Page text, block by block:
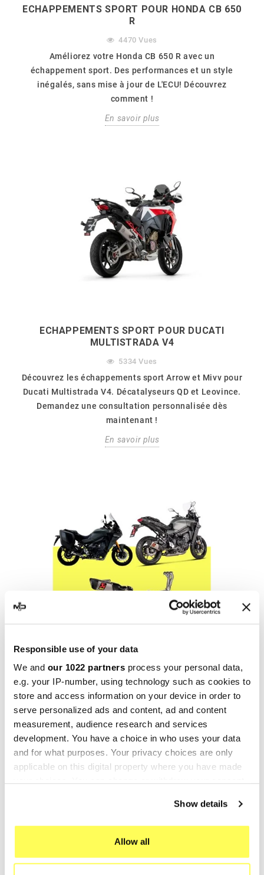
Responsible use of your data
We and our 1022 partners process your personal data,
e.g. your IP-number, using technology such as cookies to
store and access information on your device in order to
serve personalized ads and content, ad and content
measurement, audience research and services
development. You have a choice in who uses your data
and for what purposes. Your privacy choices are only
applicable on this digital property where you have made
If you allow, we would also like to:
Show details
Allow all
ECHAPPEMENTS SPORT POUR HONDA CB 650
R
4470Vues
Améliorez votre Honda CB 650 R avec un
échappement sport. Des performances et un style
inégalés, sans mise à jour de L'ECU! Découvrez
comment !
En savoir plus
ECHAPPEMENTS SPORT POUR DUCATI
MULTISTRADA V4
5334Vues
Découvrez les échappements sport Arrow et Mivv pour
Ducati Multistrada V4. Décatalyseurs QD et Leovince.
Demandez une consultation personnalisée dès
maintenant !
En savoir plus
ECHAPPEMENTS SPORTIFS POUR YAMAHA
TRACER 9 GT
4321 Vues
Découvrez la gamme d'échappements sportifs pour
Yamaha Tracer 9 GT. Akrapovic, Arrow, Mivv et plus
encore. Améliore les performances et l'esthétique.
Demandez une consultation !
En savoir plus